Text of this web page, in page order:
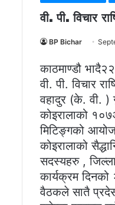
वी. पी. विचार
BP Bichar
काठमाण्डौ
वी. पी. विचार
वहादुर (के. वी. )
कोइरालाको
मिटिङ्गको
कोइरालाको
सदस्यहरु ,
कार्यक्रम
वैठकले सातै